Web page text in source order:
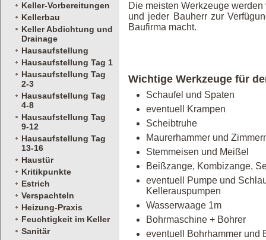
Keller-Vorbereitungen
Kellerbau
Keller Abdichtung und
Drainage
Hausaufstellung
Hausaufstellung Tag 1
Hausaufstellung Tag
2-3
Hausaufstellung Tag
4-8
Hausaufstellung Tag
9-12
Hausaufstellung Tag
13-16
Haustür
Kritikpunkte
Estrich
Verspachteln
Heizung-Praxis
Feuchtigkeit im Keller
Sanitär
Die meisten Werkzeuge
und jeder Bauherr zur
Baufirma macht.
Wichtige Werkzeuge für
Schaufel und Spaten
eventuell Krampen
Scheibtruhe
Maurerhammer und
Stemmeisen und Meißel
Beißzange, Kombizange,
eventuell Pumpe und
Kellerauspumpen
Wasserwaage 1m
Bohrmaschine + Bohrer
eventuell Bohrhammer und